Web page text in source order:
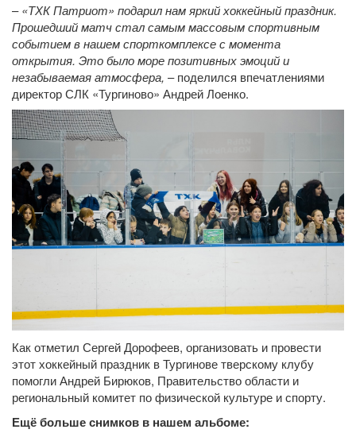
–«ТХК Патриот» подарил нам яркий хоккейный праздник.
Прошедший матч стал самым массовым спортивным
событием в нашем спорткомплексе с момента
открытия. Это было море позитивных эмоций и
незабываемая атмосфера, – поделился впечатлениями
директор СЛК «Тургиново» Андрей Лоенко.
Как отметил Сергей Дорофеев, организовать и провести
этот хоккейный праздник в Тургинове тверскому клубу
помогли Андрей Бирюков, Правительство области и
региональный комитет по физической культуре и спорту.
Ещё больше снимков в нашем альбоме: